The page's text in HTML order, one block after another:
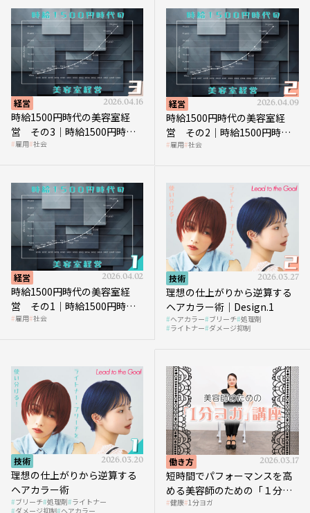
経営 2026.04.16
時給1500円時代の美容室経
営 その3｜時給1500円時
代、美容業はどのような影響
雇用 社会
経営 2026.04.09
時給1500円時代の美容室経
営 その2｜時給1500円時代
に支払う給与はいくらなのか
雇用 社会
経営 2026.04.02
時給1500円時代の美容室経
営 その1｜時給1500円時代
へ向かう社会的背景
雇用 社会
技術 2026.03.27
理想の仕上がりから逆算する
ヘアカラー術｜Design.1
ヘアカラー ブリーチ 処理剤
ライトナー ダメージ抑制
技術 2026.03.20
理想の仕上がりから逆算する
ヘアカラー術
ブリーチ 処理剤 ライトナー
ダメージ抑制 ヘアカラー
働き方 2026.03.17
短時間でパフォーマンスを高
める美容師のための「１分ヨ
ガ」講座｜実践編
健康 1分ヨガ